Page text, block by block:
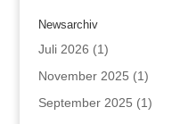
Newsarchiv
Juli 2026 (1)
November 2025 (1)
September 2025 (1)